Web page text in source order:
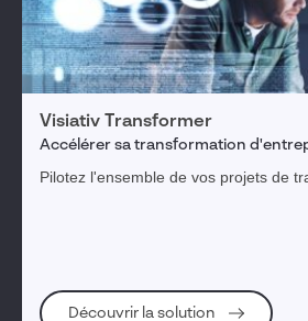
Visiativ Transformer
Accélérer sa transformation
Pilotez l'ensemble de vos projets de
Découvrir la solution